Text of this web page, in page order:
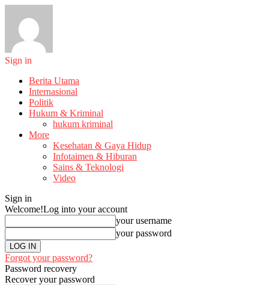
Sign in
Berita Utama
Internasional
Politik
Hukum & Kriminal
hukum kriminal
More
Kesehatan & Gaya Hidup
Infotaimen & Hiburan
Sains & Teknologi
Video
Sign in
Welcome!Log into your account
your username
your password
Forgot your password?
Password recovery
Recover your password